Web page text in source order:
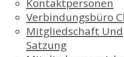
Kontaktpersonen
Verbindungsbüro
Mitgliedschaft Und
Satzung